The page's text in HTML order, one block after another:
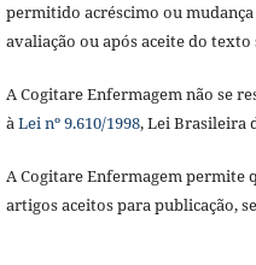
permitido acréscimo ou
avaliação ou após aceite do
A Cogitare Enfermagem não se
àLei nº 9.610/1998, Lei Brasileira
A Cogitare Enfermagem permite
artigos aceitos para publicação,